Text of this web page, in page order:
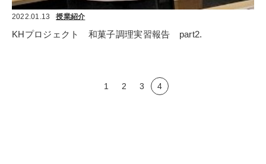
2022.01.13 授業紹介
KHプロジェクト　和菓子調理実習報告　part2.
1 2 3 4